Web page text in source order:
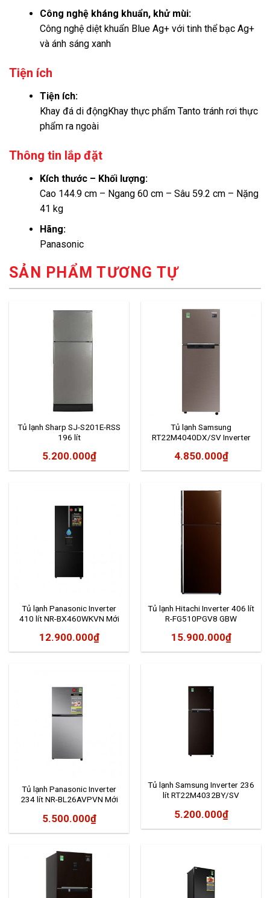
Công nghệ kháng khuẩn, khử mùi:
Công nghệ diệt khuẩn Blue Ag+ với tinh thể bạc Ag+
và ánh sáng xanh
Tiện ích
Tiện ích:
Khay đá di độngKhay thực phẩm Tanto tránh rơi thực
phẩm ra ngoài
Thông tin lắp đặt
Kích thước – Khối lượng:
Cao 144.9 cm – Ngang 60 cm – Sâu 59.2 cm – Nặng
41 kg
Hãng:
Panasonic
SẢN PHẨM TƯƠNG TỰ
Tủ lạnh Sharp SJ-S201E-RSS
196 lít
5.200.000₫
Tủ lạnh Samsung
RT22M4040DX/SV Inverter
4.850.000₫
Tủ lạnh Panasonic Inverter
410 lít NR-BX460WKVN Mới
12.900.000₫
Tủ lạnh Hitachi Inverter 406 lít
R-FG510PGV8 GBW
15.900.000₫
Tủ lạnh Panasonic Inverter
234 lít NR-BL26AVPVN Mới
5.500.000₫
Tủ lạnh Samsung Inverter 236
lít RT22M4032BY/SV
5.200.000₫